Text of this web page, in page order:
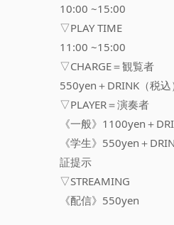
10:00 ~15:00
▽PLAY TIME
11:00 ~15:00
▽CHARGE＝観覧者
550yen＋DRINK（税込
▽PLAYER＝演奏者
《一般》1100yen＋
《学生》550yen＋
証提示
▽STREAMING
《配信》550yen